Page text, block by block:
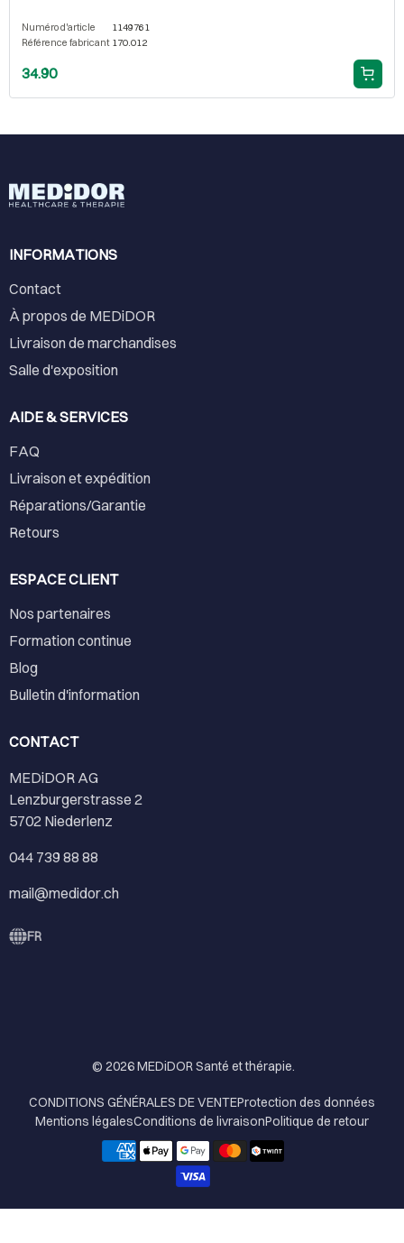
Numéro d'article
1149761
Référence fabricant 170.012
34.90
INFORMATIONS
Contact
À propos de MEDiDOR
Livraison de marchandises
Salle d'exposition
AIDE & SERVICES
FAQ
Livraison et expédition
Réparations/Garantie
Retours
ESPACE CLIENT
Nos partenaires
Formation continue
Blog
Bulletin d'information
CONTACT
MEDiDOR AG
Lenzburgerstrasse 2
5702 Niederlenz
044 739 88 88
mail@medidor.ch
FR
© 2026MEDiDOR Santé et thérapie.
CONDITIONS GÉNÉRALES DE VENTEProtection des données
Mentions légalesConditions de livraisonPolitique de retour